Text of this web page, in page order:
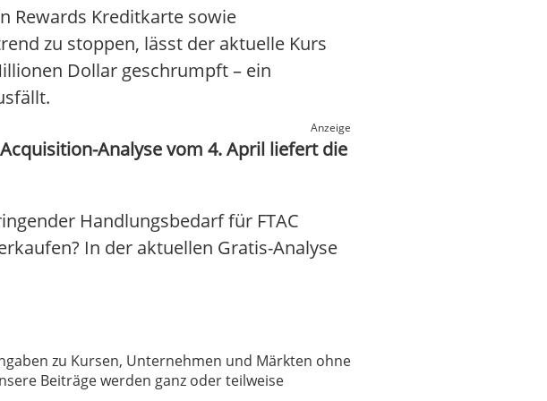
Rewards Kreditkarte sowie
zu stoppen, lässt der aktuelle Kurs
Dollar geschrumpft – ein
Anzeige
Analyse vom 4. April liefert die
Handlungsbedarf für FTAC
In der aktuellen Gratis-Analyse
zu Kursen, Unternehmen und Märkten ohne
Beiträge werden ganz oder teilweise